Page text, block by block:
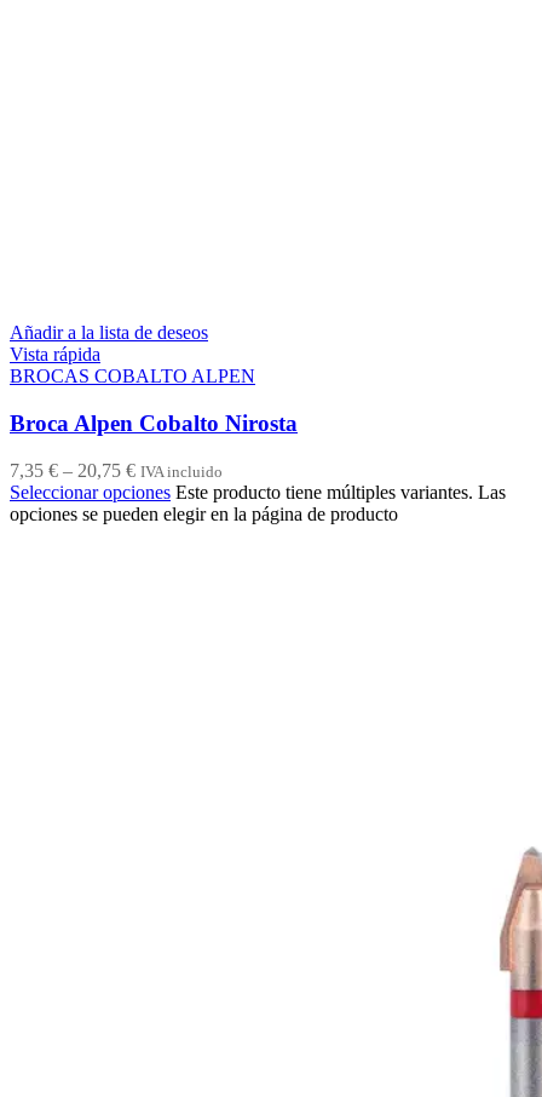
Añadir a la lista de deseos
Vista rápida
BROCAS COBALTO ALPEN
Broca Alpen Cobalto Nirosta
7,35 € – 20,75 € IVA incluido
Seleccionar opciones Este producto tiene múltiples variantes. Las
opciones se pueden elegir en la página de producto